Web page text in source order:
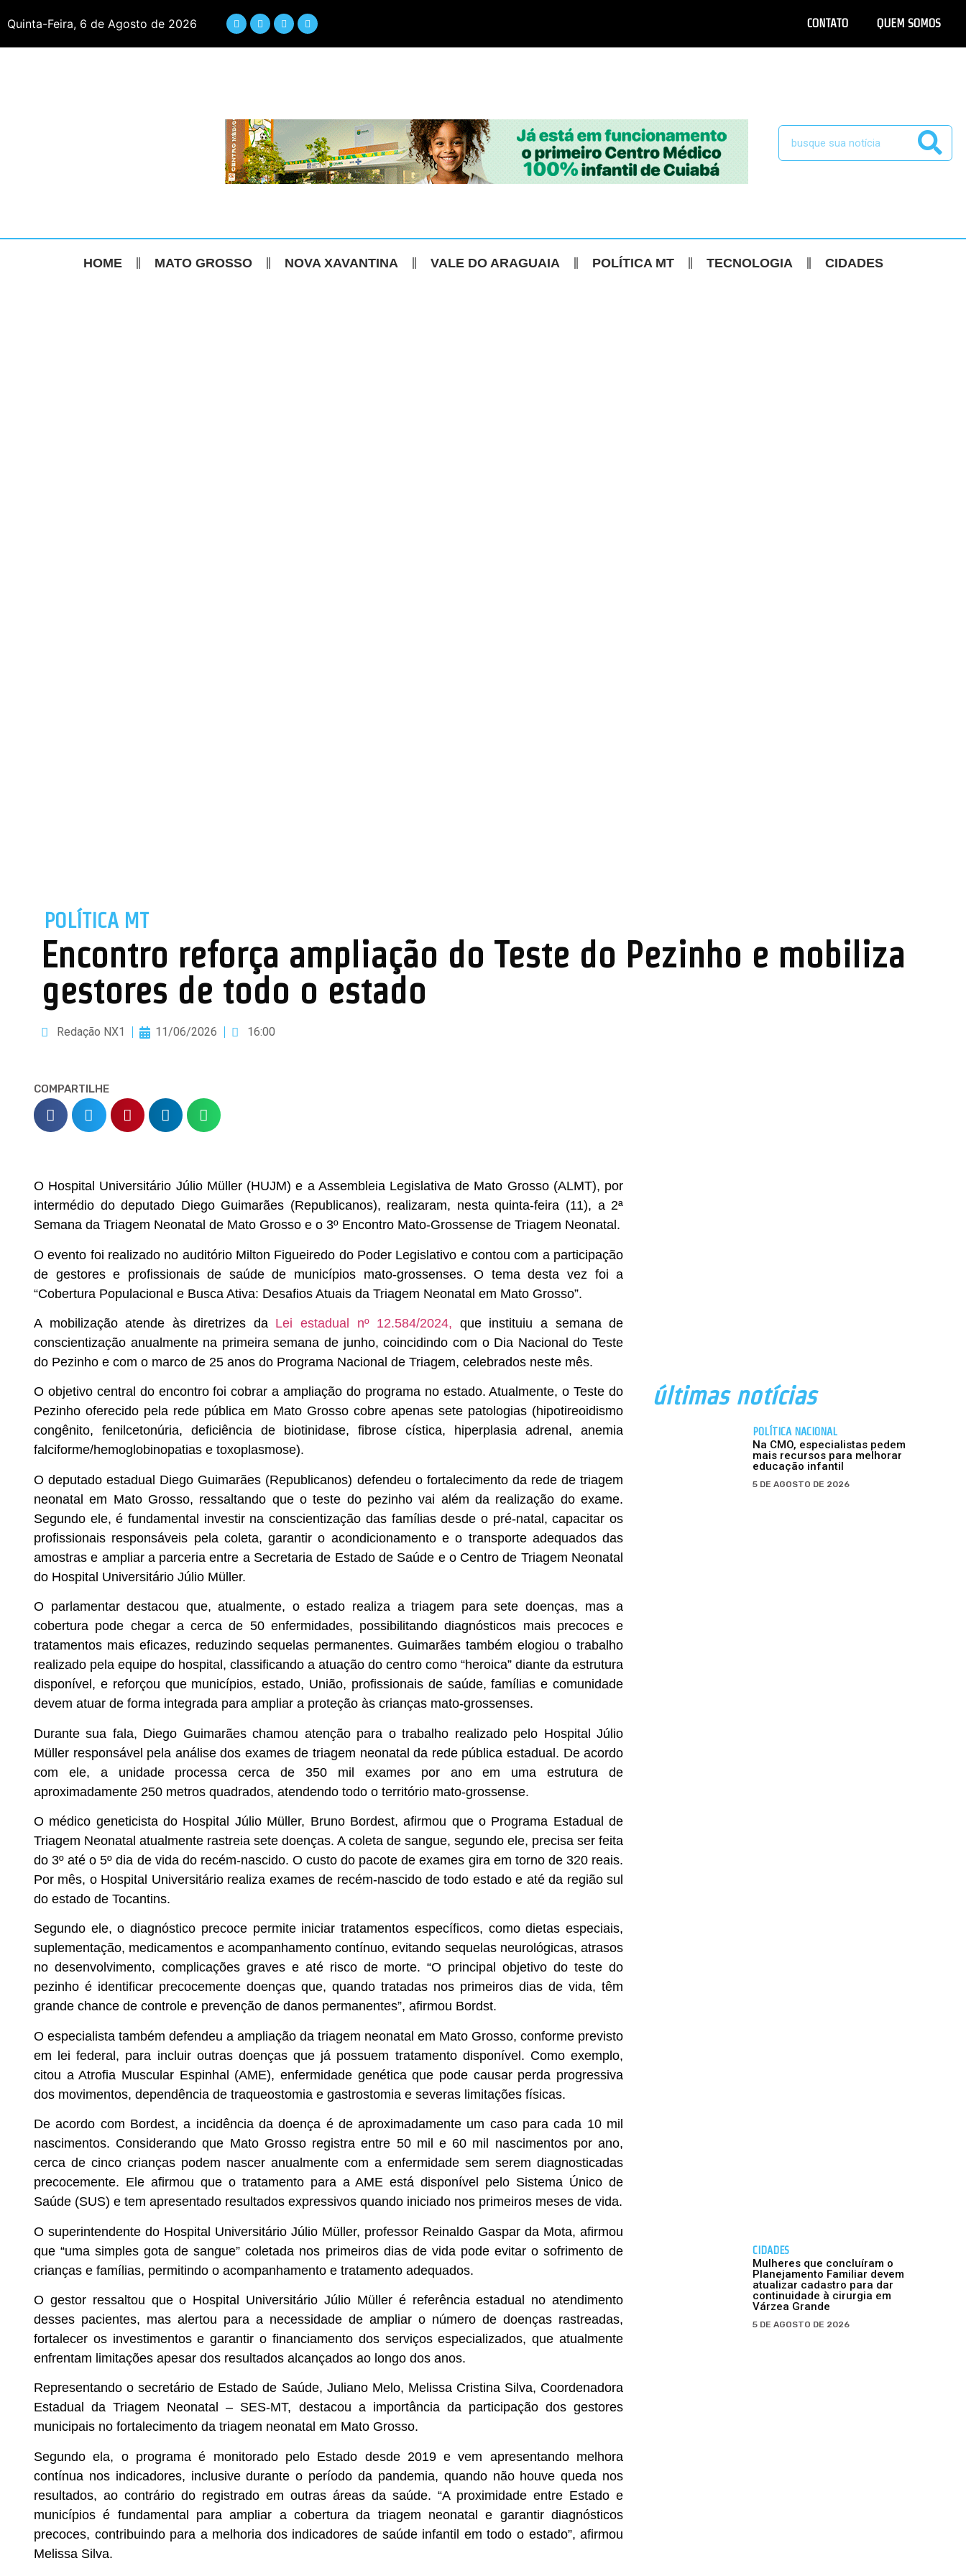
Quinta-Feira, 6 de Agosto de 2026 CONTATO QUEM SOMOS
HOME MATO GROSSO NOVA XAVANTINA VALE DO ARAGUAIA POLÍTICA MT TECNOLOGIA CIDADES
POLÍTICA MT
Encontro reforça ampliação do Teste do Pezinho e mobiliza
gestores de todo o estado
Redação NX1 11/06/2026 16:00
COMPARTILHE
O Hospital Universitário Júlio Müller (HUJM) e a Assembleia Legislativa de Mato Grosso (ALMT), por
intermédio do deputado Diego Guimarães (Republicanos), realizaram, nesta quinta-feira (11), a 2ª
Semana da Triagem Neonatal de Mato Grosso e o 3º Encontro Mato-Grossense de Triagem Neonatal.
O evento foi realizado no auditório Milton Figueiredo do Poder Legislativo e contou com a participação
de gestores e profissionais de saúde de municípios mato-grossenses. O tema desta vez foi a
“Cobertura Populacional e Busca Ativa: Desafios Atuais da Triagem Neonatal em Mato Grosso”.
A mobilização atende às diretrizes da Lei estadual nº 12.584/2024, que instituiu a semana de
conscientização anualmente na primeira semana de junho, coincidindo com o Dia Nacional do Teste
do Pezinho e com o marco de 25 anos do Programa Nacional de Triagem, celebrados neste mês.
O objetivo central do encontro foi cobrar a ampliação do programa no estado. Atualmente, o Teste do
Pezinho oferecido pela rede pública em Mato Grosso cobre apenas sete patologias (hipotireoidismo
congênito, fenilcetonúria, deficiência de biotinidase, fibrose cística, hiperplasia adrenal, anemia
falciforme/hemoglobinopatias e toxoplasmose).
O deputado estadual Diego Guimarães (Republicanos) defendeu o fortalecimento da rede de triagem
neonatal em Mato Grosso, ressaltando que o teste do pezinho vai além da realização do exame.
Segundo ele, é fundamental investir na conscientização das famílias desde o pré-natal, capacitar os
profissionais responsáveis pela coleta, garantir o acondicionamento e o transporte adequados das
amostras e ampliar a parceria entre a Secretaria de Estado de Saúde e o Centro de Triagem Neonatal
do Hospital Universitário Júlio Müller.
O parlamentar destacou que, atualmente, o estado realiza a triagem para sete doenças, mas a
cobertura pode chegar a cerca de 50 enfermidades, possibilitando diagnósticos mais precoces e
tratamentos mais eficazes, reduzindo sequelas permanentes. Guimarães também elogiou o trabalho
realizado pela equipe do hospital, classificando a atuação do centro como “heroica” diante da estrutura
disponível, e reforçou que municípios, estado, União, profissionais de saúde, famílias e comunidade
devem atuar de forma integrada para ampliar a proteção às crianças mato-grossenses.
Durante sua fala, Diego Guimarães chamou atenção para o trabalho realizado pelo Hospital Júlio
Müller responsável pela análise dos exames de triagem neonatal da rede pública estadual. De acordo
com ele, a unidade processa cerca de 350 mil exames por ano em uma estrutura de
aproximadamente 250 metros quadrados, atendendo todo o território mato-grossense.
O médico geneticista do Hospital Júlio Müller, Bruno Bordest, afirmou que o Programa Estadual de
Triagem Neonatal atualmente rastreia sete doenças. A coleta de sangue, segundo ele, precisa ser feita
do 3º até o 5º dia de vida do recém-nascido. O custo do pacote de exames gira em torno de 320 reais.
Por mês, o Hospital Universitário realiza exames de recém-nascido de todo estado e até da região sul
do estado de Tocantins.
Segundo ele, o diagnóstico precoce permite iniciar tratamentos específicos, como dietas especiais,
suplementação, medicamentos e acompanhamento contínuo, evitando sequelas neurológicas, atrasos
no desenvolvimento, complicações graves e até risco de morte. “O principal objetivo do teste do
pezinho é identificar precocemente doenças que, quando tratadas nos primeiros dias de vida, têm
grande chance de controle e prevenção de danos permanentes”, afirmou Bordst.
O especialista também defendeu a ampliação da triagem neonatal em Mato Grosso, conforme previsto
em lei federal, para incluir outras doenças que já possuem tratamento disponível. Como exemplo,
citou a Atrofia Muscular Espinhal (AME), enfermidade genética que pode causar perda progressiva
dos movimentos, dependência de traqueostomia e gastrostomia e severas limitações físicas.
De acordo com Bordest, a incidência da doença é de aproximadamente um caso para cada 10 mil
nascimentos. Considerando que Mato Grosso registra entre 50 mil e 60 mil nascimentos por ano,
cerca de cinco crianças podem nascer anualmente com a enfermidade sem serem diagnosticadas
precocemente. Ele afirmou que o tratamento para a AME está disponível pelo Sistema Único de
Saúde (SUS) e tem apresentado resultados expressivos quando iniciado nos primeiros meses de vida.
O superintendente do Hospital Universitário Júlio Müller, professor Reinaldo Gaspar da Mota, afirmou
que “uma simples gota de sangue” coletada nos primeiros dias de vida pode evitar o sofrimento de
crianças e famílias, permitindo o acompanhamento e tratamento adequados.
O gestor ressaltou que o Hospital Universitário Júlio Müller é referência estadual no atendimento
desses pacientes, mas alertou para a necessidade de ampliar o número de doenças rastreadas,
fortalecer os investimentos e garantir o financiamento dos serviços especializados, que atualmente
enfrentam limitações apesar dos resultados alcançados ao longo dos anos.
Representando o secretário de Estado de Saúde, Juliano Melo, Melissa Cristina Silva, Coordenadora
Estadual da Triagem Neonatal – SES-MT, destacou a importância da participação dos gestores
municipais no fortalecimento da triagem neonatal em Mato Grosso.
Segundo ela, o programa é monitorado pelo Estado desde 2019 e vem apresentando melhora
contínua nos indicadores, inclusive durante o período da pandemia, quando não houve queda nos
resultados, ao contrário do registrado em outras áreas da saúde. “A proximidade entre Estado e
municípios é fundamental para ampliar a cobertura da triagem neonatal e garantir diagnósticos
precoces, contribuindo para a melhoria dos indicadores de saúde infantil em todo o estado”, afirmou
Melissa Silva.
últimas notícias
POLÍTICA NACIONAL
Na CMO, especialistas pedem
mais recursos para melhorar
educação infantil
5 DE AGOSTO DE 2026
CIDADES
Mulheres que concluíram o
Planejamento Familiar devem
atualizar cadastro para dar
continuidade à cirurgia em
Várzea Grande
5 DE AGOSTO DE 2026